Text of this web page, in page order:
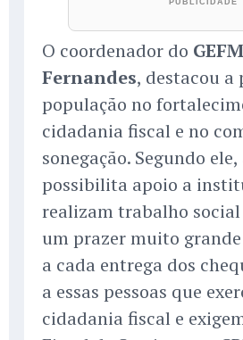
O coordenador do GEFM
Fernandes, destacou
população no
cidadania fiscal e no
sonegação. Segundo
possibilita apoio a
realizam trabalho social
um prazer muito
a cada entrega dos
a essas pessoas que
cidadania fiscal e